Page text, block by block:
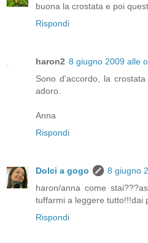
buona la crostata e poi
Rispondi
haron2 8 giugno 2009 alle
Sono d'accordo, la
adoro.
Anna
Rispondi
Dolci a gogo
8 giugno
haron/anna come
tuffarmi a leggere tutto!!!dai
Rispondi